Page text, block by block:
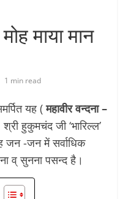
माया मान
1 min read
यह (महावीर वन्दना –
हुकुमचंद जी ‘भारिल्ल’
जन -जन में सर्वाधिक
व् सुनना पसन्द है।